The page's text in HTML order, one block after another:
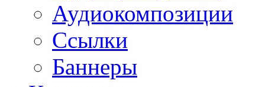
Аудиокомпозиции
Ссылки
Баннеры